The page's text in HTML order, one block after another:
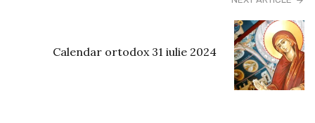
Calendar ortodox 31 iulie 2024